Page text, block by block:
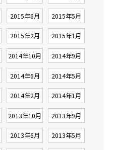
2015年6月 2015年5月
2015年2月 2015年1月
2014年10月 2014年9月
2014年6月 2014年5月
2014年2月 2014年1月
2013年10月 2013年9月
2013年6月 2013年5月